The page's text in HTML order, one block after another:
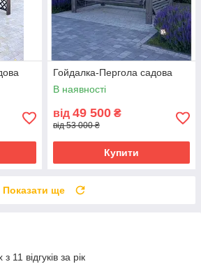
Гойдалка-Пергола садова
В наявності
від 49 500 ₴
від 53 000 ₴
Купити
Показати ще
11 відгуків за рік